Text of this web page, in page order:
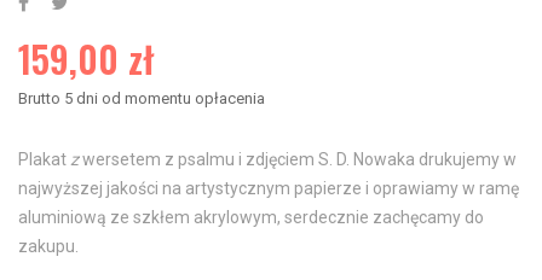
159,00 zł
Brutto 5 dni od momentu opłacenia
Plakatzwersetem z psalmu i zdjęciem S. D. Nowaka drukujemy w
najwyższej jakości na artystycznym papierze i oprawiamy w ramę
aluminiową ze szkłem akrylowym, serdecznie zachęcamy do
zakupu.